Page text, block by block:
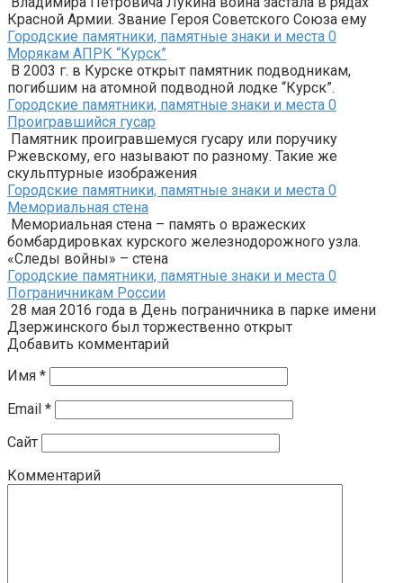
Красной Армии. Звание Героя Советского Союза ему
Городские памятники, памятные знаки и места 0
Морякам АПРК “Курск”
В 2003 г. в Курске открыт памятник подводникам,
погибшим на атомной подводной лодке “Курск”.
Городские памятники, памятные знаки и места 0
Проигравшийся гусар
Памятник проигравшемуся гусару или поручику
Ржевскому, его называют по разному. Такие же
скульптурные изображения
Городские памятники, памятные знаки и места 0
Мемориальная стена
Мемориальная стена – память о вражеских
бомбардировках курского железнодорожного узла.
«Следы войны» – стена
Городские памятники, памятные знаки и места 0
Пограничникам России
28 мая 2016 года в День пограничника в парке имени
Дзержинского был торжественно открыт
Добавить комментарий
Имя *
Email *
Сайт
Комментарий